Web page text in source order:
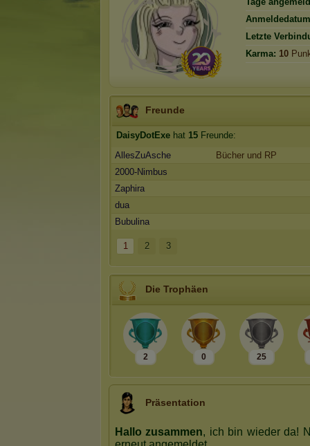
Letzte
Karma: 10
Freunde
DaisyDotExe hat 15 Freunde:
AllesZuAsche
Bücher und RP
2000-Nimbus
Zaphira
dua
Bubulina
1 2 3
Die Trophäen
2 0 25
Präsentation